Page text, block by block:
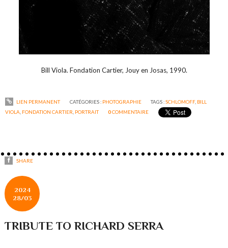
Bill Viola. Fondation Cartier, Jouy en Josas, 1990.
LIEN PERMANENT CATÉGORIES : PHOTOGRAPHIE TAGS :SCHLOMOFF, BILL
VIOLA FONDATION CARTIER PORTRAIT 0COMMENTAIRE
SHARE
2024
28/03
TRIBUTE TO RICHARD SERRA